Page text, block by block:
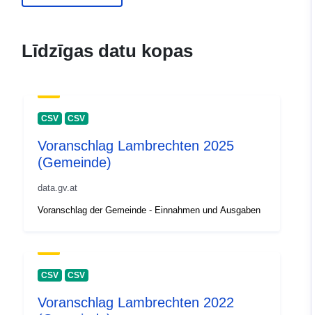
Līdzīgas datu kopas
CSV CSV
Voranschlag Lambrechten 2025
(Gemeinde)
data.gv.at
Voranschlag der Gemeinde - Einnahmen und Ausgaben
CSV CSV
Voranschlag Lambrechten 2022